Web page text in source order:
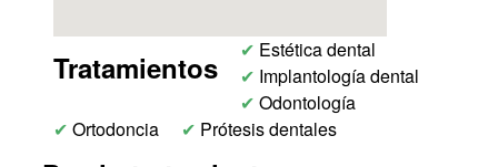
Tratamientos ✔ Estética dental
✔ Implantología dental
✔ Odontología
✔ Ortodoncia ✔ Prótesis dentales